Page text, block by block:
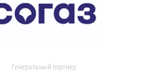
Генеральный партнер